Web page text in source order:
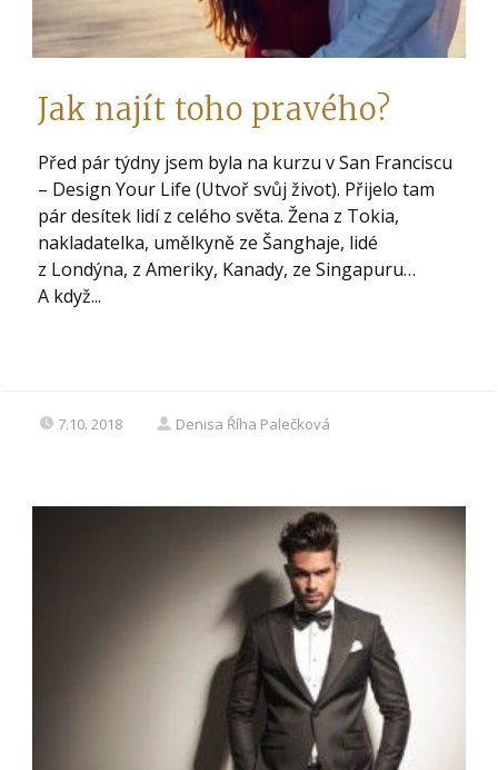
Jak najít toho pravého?
Před pár týdny jsem byla na kurzu v San Franciscu
– Design Your Life (Utvoř svůj život). Přijelo tam
pár desítek lidí z celého světa. Žena z Tokia,
nakladatelka, umělkyně ze Šanghaje, lidé
z Londýna, z Ameriky, Kanady, ze Singapuru…
A když...
7.10. 2018 Denisa Říha Palečková